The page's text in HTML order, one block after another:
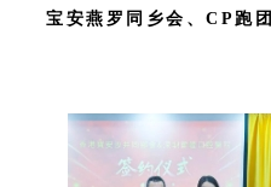
宝安燕罗同乡会、CP跑团